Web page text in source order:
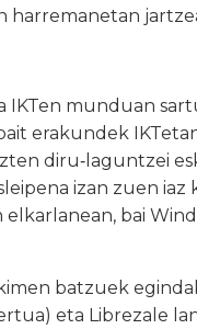
harremanetan
IKTen munduan
erakundek
diru‑laguntzei
izan zuen
bai
batzuek
eta Librezale